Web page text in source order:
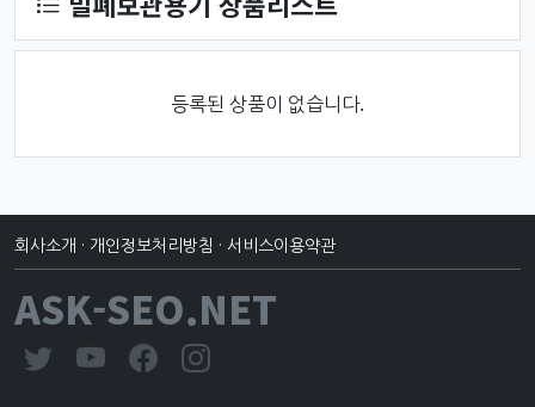
등록된 상품이 없습니다.
회사소개 · 개인정보처리방침 · 서비스이용약관
ASK-SEO.NET